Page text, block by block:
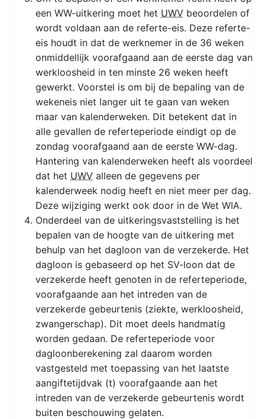
een WW-uitkering moet het UWV beoordelen of
wordt voldaan aan de referte-eis. Deze referte-
eis houdt in dat de werknemer in de 36 weken
onmiddellijk voorafgaand aan de eerste dag van
werkloosheid in ten minste 26 weken heeft
gewerkt. Voorstel is om bij de bepaling van de
wekeneis niet langer uit te gaan van weken
maar van kalenderweken. Dit betekent dat in
alle gevallen de referteperiode eindigt op de
zondag voorafgaand aan de eerste WW-dag.
Hantering van kalenderweken heeft als voordeel
dat het UWV alleen de gegevens per
kalenderweek nodig heeft en niet meer per dag.
Deze wijziging werkt ook door in de Wet WIA.
Onderdeel van de uitkeringsvaststelling is het
bepalen van de hoogte van de uitkering met
behulp van het dagloon van de verzekerde. Het
dagloon is gebaseerd op het SV-loon dat de
verzekerde heeft genoten in de referteperiode,
voorafgaande aan het intreden van de
verzekerde gebeurtenis (ziekte, werkloosheid,
zwangerschap). Dit moet deels handmatig
worden gedaan. De referteperiode voor
dagloonberekening zal daarom worden
vastgesteld met toepassing van het laatste
aangiftetijdvak (t) voorafgaande aan het
intreden van de verzekerde gebeurtenis wordt
buiten beschouwing gelaten.